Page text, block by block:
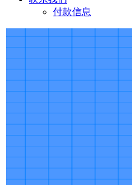
付款信息